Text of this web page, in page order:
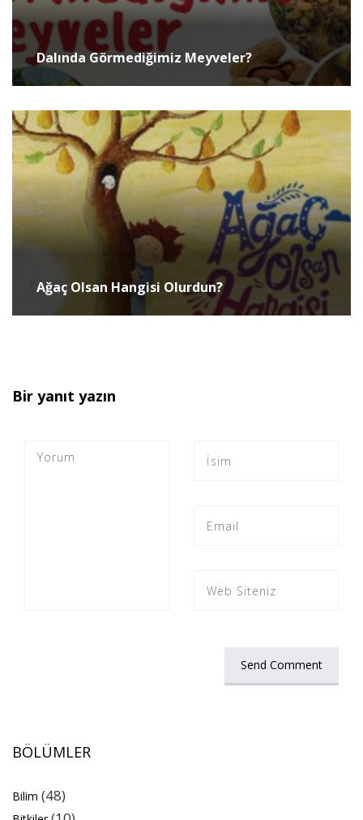
Dalında Görmediğimiz Meyveler?
Ağaç Olsan Hangisi Olurdun?
Bir yanıt yazın
BÖLÜMLER
Bilim (48)